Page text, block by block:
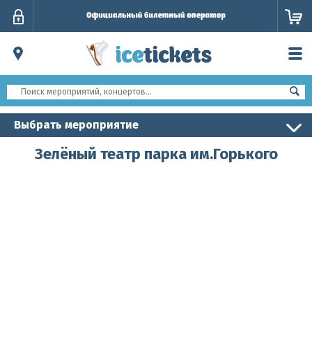
Выбрать мероприятие
Зелёный театр парка им.Горького